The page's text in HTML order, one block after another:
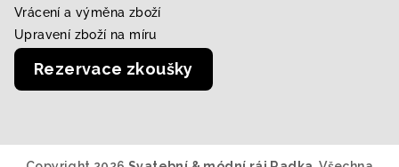
Vrácení a výměna zboží
Upravení zboží na míru
Rezervace zkoušky